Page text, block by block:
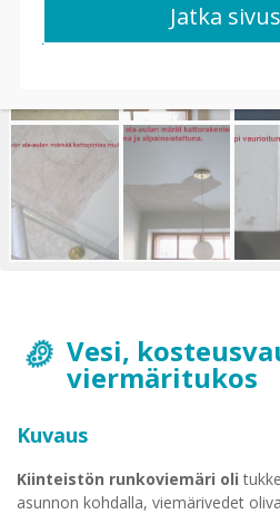
Vesi,
viermäritukos
Kuvaus
Kiinteistön runkoviemäri oli
asunnon kohdalla, viemärivedet
Jatka